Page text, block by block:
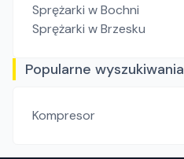
Sprężarki w Bochni
Sprężarki w Brzesku
Popularne wyszukiwania
Kompresor